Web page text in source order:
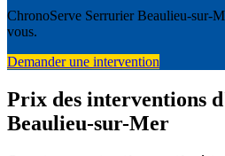
ChronoServe Serrurier Beaulieu-sur-
vous.
Demander une intervention
Prix des interventions
Beaulieu-sur-Mer